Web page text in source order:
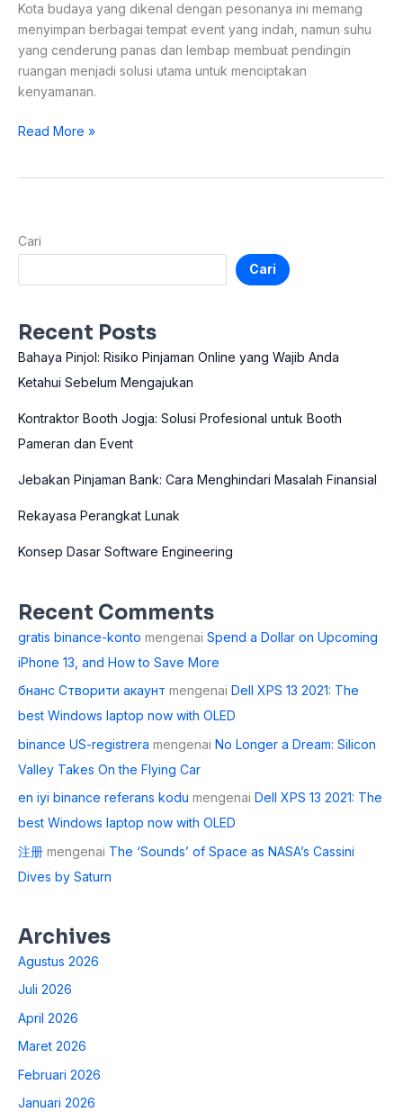
Kota budaya yang dikenal dengan pesonanya ini memang
menyimpan berbagai tempat event yang indah, namun suhu
yang cenderung panas dan lembap membuat pendingin
ruangan menjadi solusi utama untuk menciptakan
kenyamanan.
Read More »
Cari
Cari
Recent Posts
Bahaya Pinjol: Risiko Pinjaman Online yang Wajib Anda
Ketahui Sebelum Mengajukan
Kontraktor Booth Jogja: Solusi Profesional untuk Booth
Pameran dan Event
Jebakan Pinjaman Bank: Cara Menghindari Masalah Finansial
Rekayasa Perangkat Lunak
Konsep Dasar Software Engineering
Recent Comments
gratis binance-konto mengenai Spend a Dollar on Upcoming
iPhone 13, and How to Save More
бнанс Створити акаунт mengenai Dell XPS 13 2021: The
best Windows laptop now with OLED
binance US-registrera mengenai No Longer a Dream: Silicon
Valley Takes On the Flying Car
en iyi binance referans kodu mengenai Dell XPS 13 2021: The
best Windows laptop now with OLED
注册 mengenai The ‘Sounds’ of Space as NASA’s Cassini
Dives by Saturn
Archives
Agustus 2026
Juli 2026
April 2026
Maret 2026
Februari 2026
Januari 2026